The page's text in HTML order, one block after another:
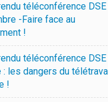
téléconférence DSE
-Faire face au
!
téléconférence DSE
: les dangers du
!